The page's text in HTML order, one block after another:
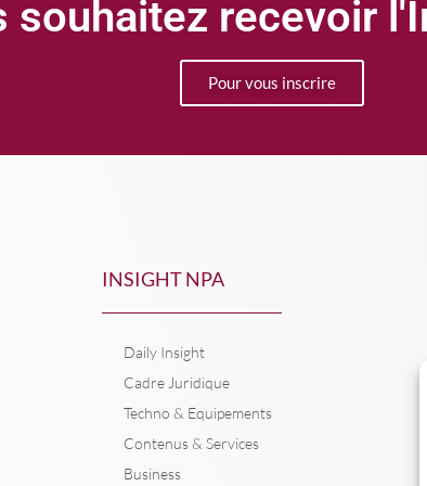
souhaitez recevoir
Pour vous inscrire
INSIGHT NPA
Daily Insight
Cadre Juridique
Techno & Equipements
Contenus & Services
Business